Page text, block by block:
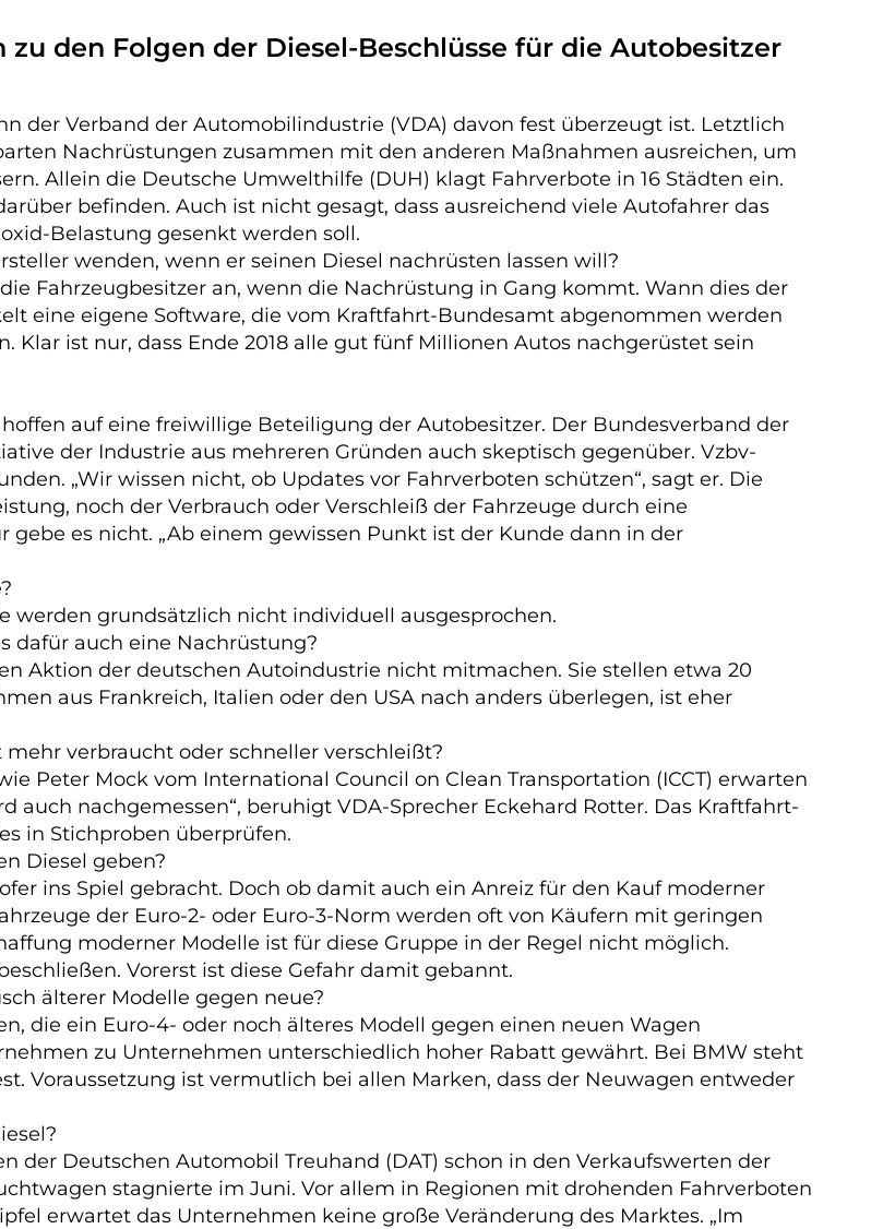
den Folgen der Diesel-Beschlüsse für die Autobesitzer
der Verband der Automobilindustrie (VDA) davon fest überzeugt ist. Letztlich
Nachrüstungen zusammen mit den anderen Maßnahmen ausreichen, um
Allein die Deutsche Umwelthilfe (DUH) klagt Fahrverbote in 16 Städten ein.
befinden. Auch ist nicht gesagt, dass ausreichend viele Autofahrer das
Belastung gesenkt werden soll.
wenden, wenn er seinen Diesel nachrüsten lassen will?
Fahrzeugbesitzer an, wenn die Nachrüstung in Gang kommt. Wann dies der
eine eigene Software, die vom Kraftfahrt-Bundesamt abgenommen werden
Klar ist nur, dass Ende 2018 alle gut fünf Millionen Autos nachgerüstet sein
auf eine freiwillige Beteiligung der Autobesitzer. Der Bundesverband der
der Industrie aus mehreren Gründen auch skeptisch gegenüber. Vzbv-
„Wir wissen nicht, ob Updates vor Fahrverboten schützen“, sagt er. Die
noch der Verbrauch oder Verschleiß der Fahrzeuge durch eine
es nicht. „Ab einem gewissen Punkt ist der Kunde dann in der
werden grundsätzlich nicht individuell ausgesprochen.
dafür auch eine Nachrüstung?
Aktion der deutschen Autoindustrie nicht mitmachen. Sie stellen etwa 20
aus Frankreich, Italien oder den USA nach anders überlegen, ist eher
verbraucht oder schneller verschleißt?
Peter Mock vom International Council on Clean Transportation (ICCT) erwarten
auch nachgemessen“, beruhigt VDA-Sprecher Eckehard Rotter. Das Kraftfahrt-
in Stichproben überprüfen.
Diesel geben?
ins Spiel gebracht. Doch ob damit auch ein Anreiz für den Kauf moderner
der Euro-2- oder Euro-3-Norm werden oft von Käufern mit geringen
moderner Modelle ist für diese Gruppe in der Regel nicht möglich.
Vorerst ist diese Gefahr damit gebannt.
älterer Modelle gegen neue?
die ein Euro-4- oder noch älteres Modell gegen einen neuen Wagen
zu Unternehmen unterschiedlich hoher Rabatt gewährt. Bei BMW steht
Voraussetzung ist vermutlich bei allen Marken, dass der Neuwagen entweder
der Deutschen Automobil Treuhand (DAT) schon in den Verkaufswerten der
stagnierte im Juni. Vor allem in Regionen mit drohenden Fahrverboten
erwartet das Unternehmen keine große Veränderung des Marktes. „Im